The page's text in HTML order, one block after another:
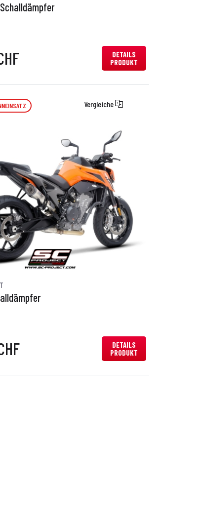
DETAILS
PRODUKT
Vergleiche
DETAILS
PRODUKT